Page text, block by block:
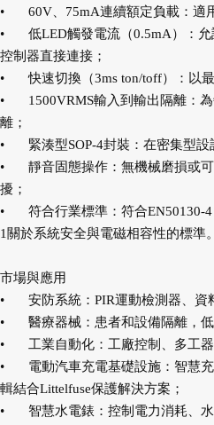
•
60V、75mA連續額定負載：適
•
低LED觸發電流（0.5mA）：
控制器直接連接；
•
快速切換（3ms ton/toff）：以
•
1500VRMS輸入到輸出隔離：
離；
•
緊湊型SOP-4封裝：在密集型
•
靜音固態操作：無機械磨損或
擾；
•
符合行業標準：符合EN50130-
1關於系統安全與電磁相容性的標準。
市場與應用
•
安防系統：PIR運動檢測器、資
•
醫療器械：患者和設備隔離，低
•
工業自動化：工廠控制、多工
•
電動汽車充電基礎設施：智慧
輯結合Littelfuse保護解決方案；
•
智慧水電錶：控制電力消耗、